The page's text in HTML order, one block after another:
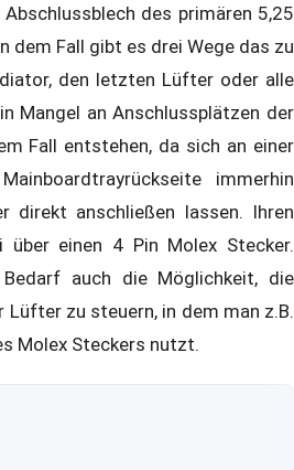
des primären 5,25
dem Fall gibt es drei Wege das zu
den letzten Lüfter oder alle
Mangel an Anschlussplätzen der
Fall entstehen, da sich an einer
immerhin
direkt anschließen lassen. Ihren
über einen 4 Pin Molex Stecker.
auch die Möglichkeit, die
Lüfter zu steuern, in dem man z.B.
Molex Steckers nutzt.